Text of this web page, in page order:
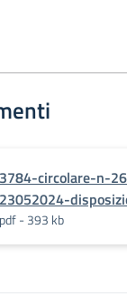
3784-circolare-n-
23052024-
pdf - 393 kb